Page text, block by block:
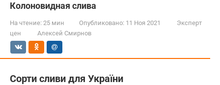
Колоновидная слива
На чтение: 25 мин Опубликовано: 11 Ноя 2021
Эксперт
цен
Алексей Смирнов
Сорти сливи для України